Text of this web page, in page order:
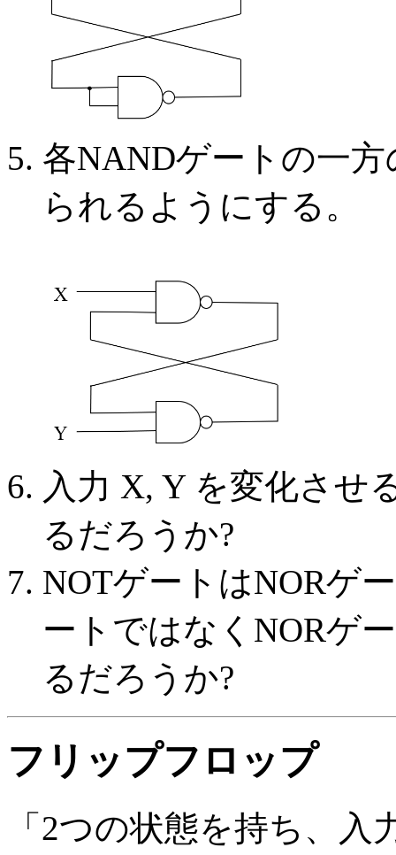
各NANDゲートの一
られるようにする。
入力 X, Y を変化させ
るだろうか?
NOTゲートはNORゲ
ートではなくNORゲ
るだろうか?
フリップフロップ
「2つの状態を持ち、